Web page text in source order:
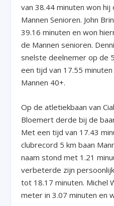
van 38.44 minuten won
Mannen Senioren. John
39.16 minuten en won
de Mannen senioren.
snelste deelnemer op de
een tijd van 17.55
Mannen 40+.
Op de atletiekbaan van
Bloemert derde bij de
Met een tijd van 17.43
clubrecord 5 km baan
naam stond met 1.21
verbeterde zijn
tot 18.17 minuten. Michel
meter in 3.07 minuten en